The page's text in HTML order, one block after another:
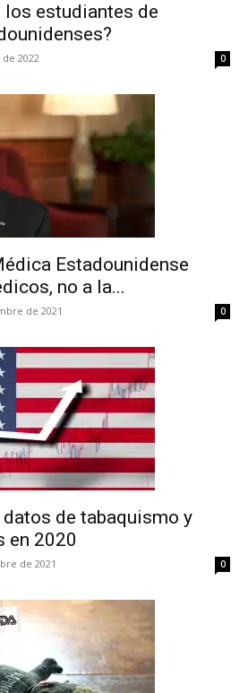
los estudiantes de
2022 0
Estadounidense
no a la...
de 2021 0
de tabaquismo y
en 2020
de 2021 0